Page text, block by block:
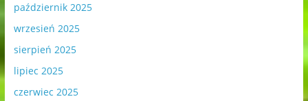
październik 2025
wrzesień 2025
sierpień 2025
lipiec 2025
czerwiec 2025